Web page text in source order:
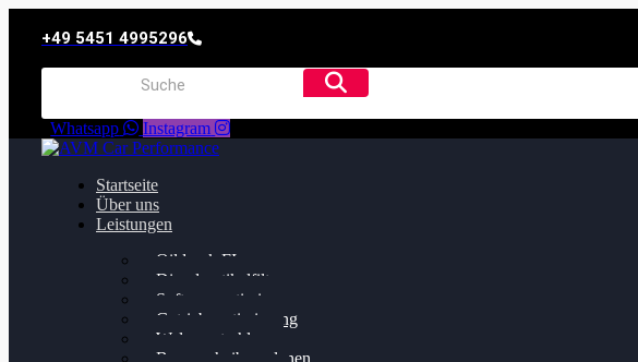
+49 5451 4995296
Whatsapp Instagram
Startseite
Über uns
Leistungen
Oildruck FIx
Dieselpartikelfilter
Softwareoptimierung
Getriebeoptimierung
Walnussstrahlen
Bremsscheiben planen